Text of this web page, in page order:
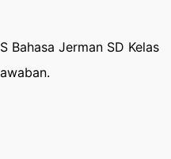
Bahasa Jerman SD Kelas